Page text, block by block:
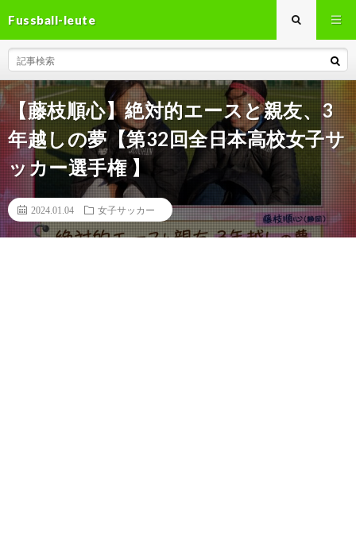
Fussball-leute
【藤枝順心】絶対的エースと親友、3
年越しの夢【第32回全日本高校女子サ
ッカー選手権 】
2024.01.04 女子サッカー